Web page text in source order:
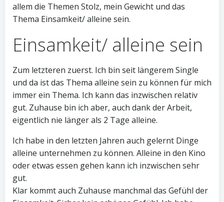
allem die Themen Stolz, mein Gewicht und das
Thema Einsamkeit/ alleine sein.
Einsamkeit/ alleine sein
Zum letzteren zuerst. Ich bin seit längerem Single
und da ist das Thema alleine sein zu können für mich
immer ein Thema. Ich kann das inzwischen relativ
gut. Zuhause bin ich aber, auch dank der Arbeit,
eigentlich nie länger als 2 Tage alleine.
Ich habe in den letzten Jahren auch gelernt Dinge
alleine unternehmen zu können. Alleine in den Kino
oder etwas essen gehen kann ich inzwischen sehr
gut.
Klar kommt auch Zuhause manchmal das Gefühl der